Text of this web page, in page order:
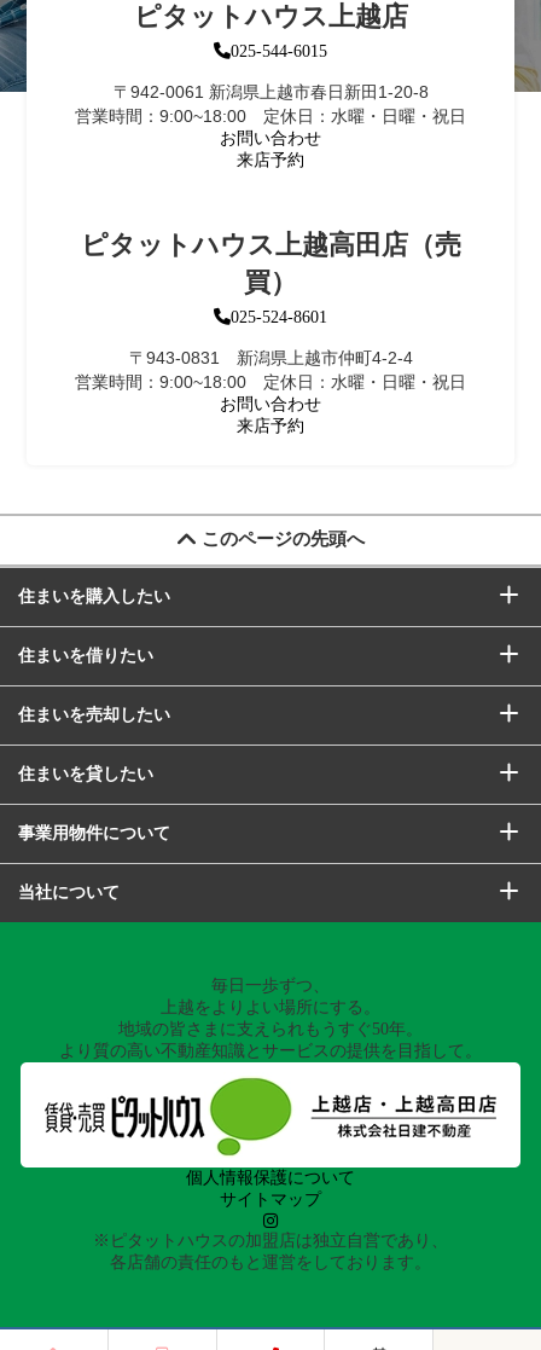
ピタットハウス上越店
025-544-6015
〒942-0061 新潟県上越市春日新田1-20-8
営業時間：9:00~18:00 定休日：水曜・日曜・祝日
お問い合わせ
来店予約
ピタットハウス上越高田店（売
買）
025-524-8601
〒943-0831 新潟県上越市仲町4-2-4
営業時間：9:00~18:00 定休日：水曜・日曜・祝日
お問い合わせ
来店予約
このページの先頭へ
住まいを購入したい
住まいを借りたい
住まいを売却したい
住まいを貸したい
事業用物件について
当社について
毎日一歩ずつ、
上越をよりよい場所にする。
地域の皆さまに支えられもうすぐ50年。
より質の高い不動産知識とサービスの提供を目指して。
個人情報保護について
サイトマップ
※ピタットハウスの加盟店は独立自営であり、
各店舗の責任のもと運営をしております。